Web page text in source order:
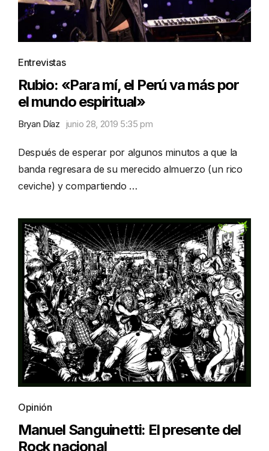
Entrevistas
Rubio: «Para mí, el Perú va más por
el mundo espiritual»
Bryan Díaz junio 28, 2019 5:35 pm
Después de esperar por algunos minutos a que la
banda regresara de su merecido almuerzo (un rico
ceviche) y compartiendo …
Opinión
Manuel Sanguinetti: El presente del
Rock nacional